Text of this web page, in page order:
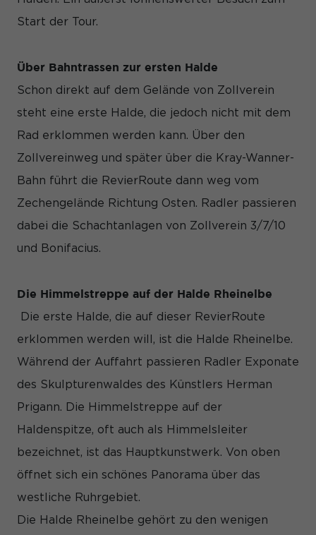
Start der Tour.
Über Bahntrassen zur ersten Halde
Schon direkt auf dem Gelände von Zollverein
steht eine erste Halde, die jedoch nicht mit dem
Rad erklommen werden kann. Über den
Zollvereinweg und später über die Kray-Wanner-
Bahn führt die RevierRoute dann weg vom
Zechengelände Richtung Osten. Radler passieren
dabei die Schachtanlagen von Zollverein 3/7/10
und Bonifacius.
Die Himmelstreppe auf der Halde Rheinelbe
Die erste Halde, die auf dieser RevierRoute
erklommen werden will, ist die Halde Rheinelbe.
Während der Auffahrt passieren Radler Exponate
des Skulpturenwaldes des Künstlers Herman
Prigann. Die Himmelstreppe auf der
Haldenspitze, oft auch als Himmelsleiter
bezeichnet, ist das Hauptkunstwerk. Von oben
öffnet sich ein schönes Panorama über das
westliche Ruhrgebiet.
Die Halde Rheinelbe gehört zu den wenigen